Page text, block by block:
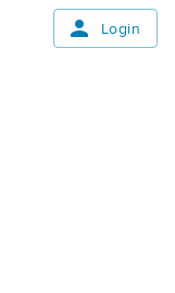
Login